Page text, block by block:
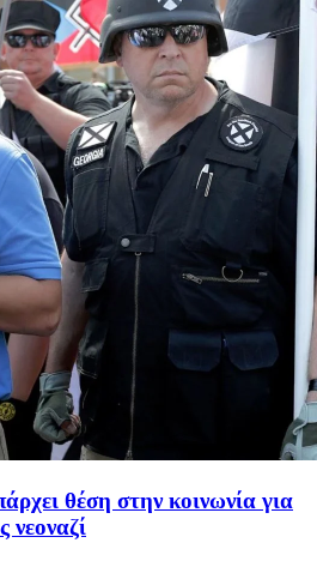
θέση στην κοινωνία για
νεοναζί